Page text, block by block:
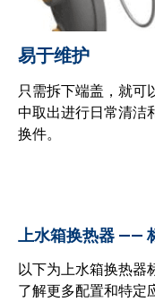
易于维护
只需拆下端盖，就可
中取出进行日常清洁
换件。
上水箱换热器 ——
以下为上水箱换热器
了解更多配置和特定